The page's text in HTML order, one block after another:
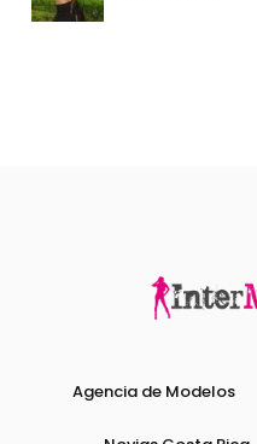
Agencia de Modelos